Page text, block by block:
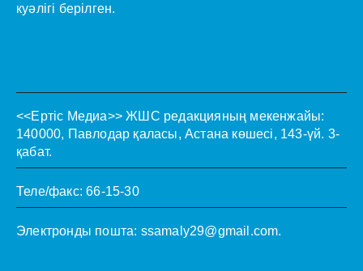
куәлігі берілген.
<<Ертіс Медиа>> ЖШС редакцияның мекенжайы:
140000, Павлодар қаласы, Астана көшесі, 143-үй. 3-
қабат.
Теле/факс: 66-15-30
Электронды пошта: ssamaly29@gmail.com.